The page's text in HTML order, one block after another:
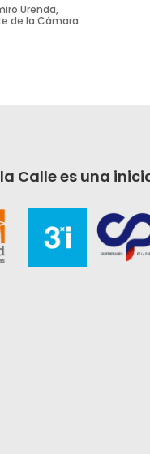
Urenda,
de la Cámara
Calle es una